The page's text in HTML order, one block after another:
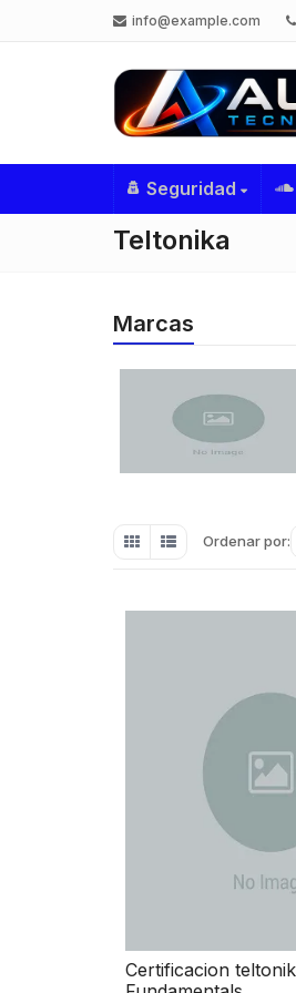
info@example.com
Seguridad
Teltonika
Marcas
Ordenar por:
Certificacion